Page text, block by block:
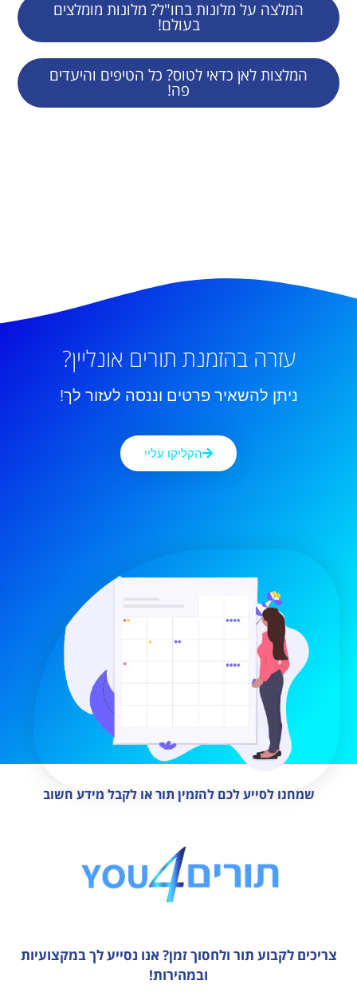
המלצה על מלונות בחו"ל? מלונות מומלצים
בעולם!
המלצות לאן כדאי לטוס? כל הטיפים והיעדים
פה!
עזרה בהזמנת תורים אונליין?
ניתן להשאיר פרטים וננסה לעזור לך!
הקליקו עליי
שמחנו לסייע לכם להזמין תור או לקבל מידע חשוב
צריכים לקבוע תור ולחסוך זמן? אנו נסייע לך במקצועיות
ובמהירות!